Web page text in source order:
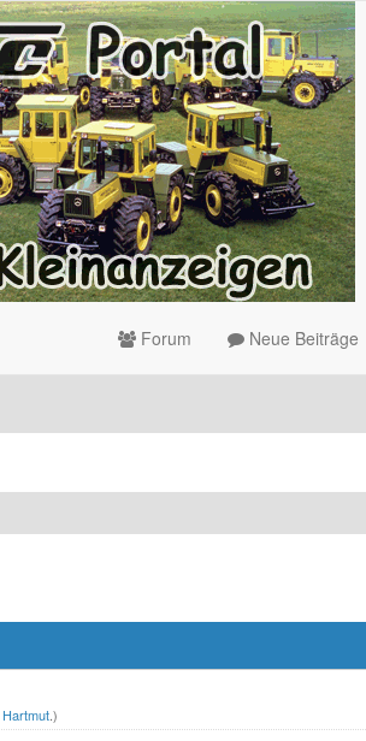
Forum Neue Beiträge
Hartmut.)